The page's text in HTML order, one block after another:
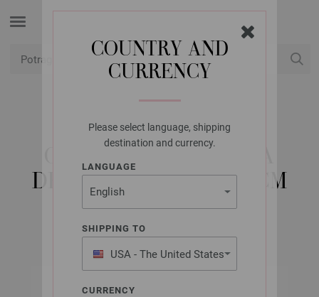
COUNTRY AND
CURRENCY
Please select language, shipping
destination and currency.
LANGUAGE
SHIPPING TO
USA - The United States
of America
CURRENCY
LANA GROSSA
OKRUGLA IGLA BOJA
DRVO-DIZAJN 7,0/80CM